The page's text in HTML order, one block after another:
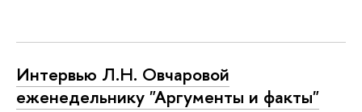
Интервью Л.Н. Овчаровой
еженедельнику "Аргументы и факты"